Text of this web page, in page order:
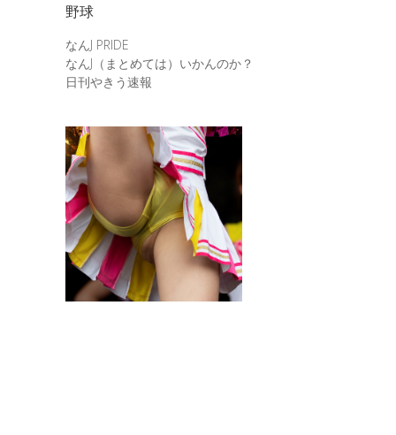
野球
なんJ PRIDE
なんJ（まとめては）いかんのか？
日刊やきう速報